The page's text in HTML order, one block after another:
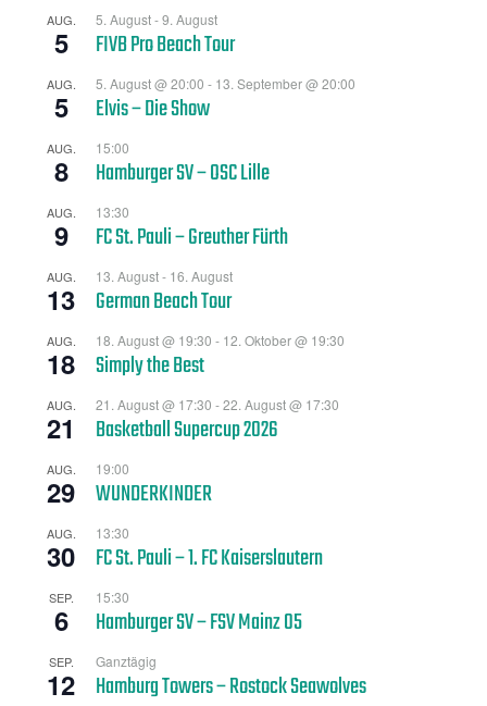
AUG.
5
5. August-9. August
FIVB Pro Beach Tour
AUG.
5
5. August @ 20:00 - 13. September @ 20:00
Elvis – Die Show
AUG.
8
15:00
Hamburger SV – OSC Lille
AUG.
9
13:30
FC St. Pauli – Greuther Fürth
AUG.
13
13. August- 16. August
German Beach Tour
AUG.
18
18. August @ 19:30 - 12. Oktober @ 19:30
Simply the Best
AUG.
21
21. August @ 17:30 -22. August @ 17:30
Basketball Supercup 2026
AUG.
29
19:00
WUNDERKINDER
AUG.
30
13:30
FC St. Pauli – 1. FC Kaiserslautern
SEP.
6
15:30
Hamburger SV – FSV Mainz 05
SEP.
12
Ganztägig
Hamburg Towers – Rostock Seawolves